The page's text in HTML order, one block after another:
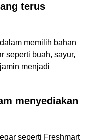
terus
memilih bahan
seperti buah, sayur,
menjadi
menyediakan
seperti Freshmart